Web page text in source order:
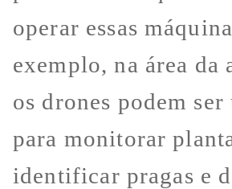
operar essas
exemplo, na área da
os drones podem
para monitorar
identificar pragas e